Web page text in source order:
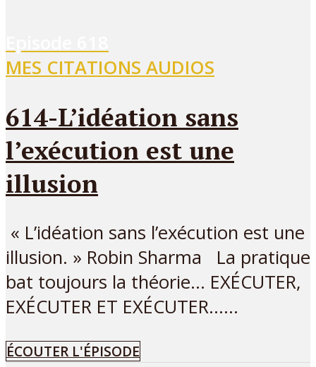
MES CITATIONS AUDIOS
614-L’idéation sans
l’exécution est une
illusion
« L’idéation sans l’exécution est une
illusion. » Robin Sharma La pratique
bat toujours la théorie… EXÉCUTER,
EXÉCUTER ET EXÉCUTER…...
ÉCOUTER L'ÉPISODE